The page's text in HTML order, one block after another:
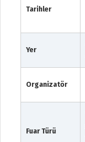
Tarihler
Yer
Organizatör
Fuar Türü